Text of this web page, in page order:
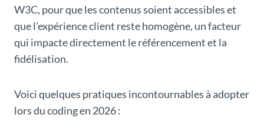
W3C, pour que les contenus soient accessibles et
que l’expérience client reste homogène, un facteur
qui impacte directement le référencement et la
fidélisation.
Voici quelques pratiques incontournables à adopter
lors du coding en 2026 :